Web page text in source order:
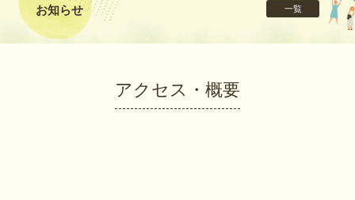
お知らせ 一覧
アクセス・概要